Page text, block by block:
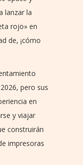
lanzar la
rojo» en
de, ¡cómo
pero sus
en
y viajar
construirán
impresoras